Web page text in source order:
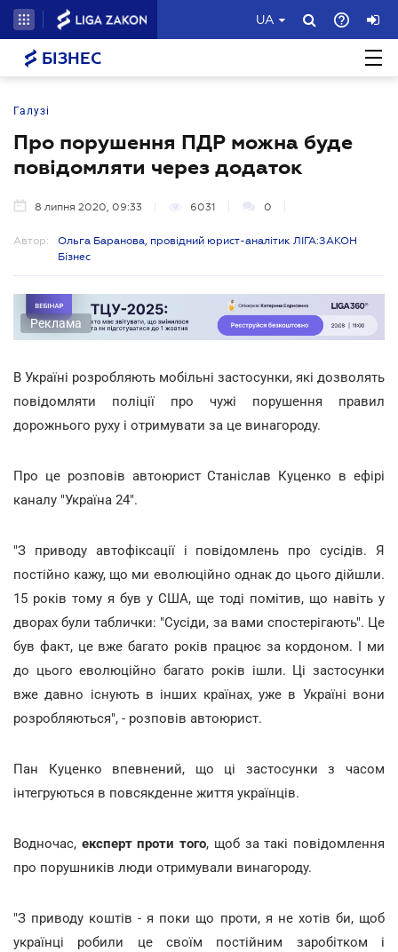
UA
БІЗНЕС
Галузі
Про порушення ПДР можна буде
повідомляти через додаток
8 липня 2020, 09:33 6031 0
Автор:
Ольга Баранова, провідний юрист-аналітик ЛІГА:ЗАКОН
Бізнес
Реклама
В Україні розробляють мобільні застосунки, які дозволять
повідомляти поліції про чужі порушення правил
дорожнього руху і отримувати за це винагороду.
Про це розповів автоюрист Станіслав Куценко в ефірі
каналу "Україна 24".
"З приводу автофіксації і повідомлень про сусідів. Я
постійно кажу, що ми еволюційно однак до цього дійшли.
15 років тому я був у США, ще тоді помітив, що навіть у
дворах були таблички: "Сусіди, за вами спостерігають". Це
був факт, це вже багато років працює за кордоном. І ми
до цього еволюційно багато років ішли. Ці застосунки
вже давно існують в інших країнах, уже в Україні вони
розробляються", - розповів автоюрист.
Пан Куценко впевнений, що ці застосунки з часом
інтегруються в повсякденне життя українців.
Водночас, експерт проти того, щоб за такі повідомлення
про порушників люди отримували винагороду.
"З приводу коштів - я поки що проти, я не хотів би, щоб
українці робили це своїм постійним заробітком і